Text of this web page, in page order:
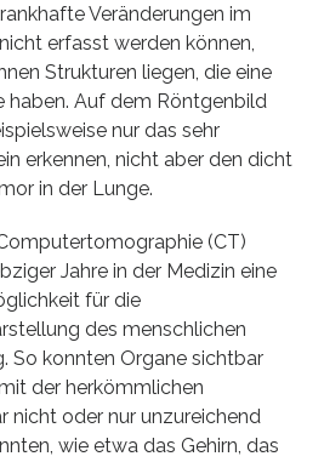
Veränderungen im
erfasst werden können,
Strukturen liegen, die eine
haben. Auf dem Röntgenbild
nur das sehr
erkennen, nicht aber den dicht
in der Lunge.
(CT)
Jahre in der Medizin eine
für die
des menschlichen
So konnten Organe sichtbar
der herkömmlichen
nicht oder nur unzureichend
wie etwa das Gehirn, das